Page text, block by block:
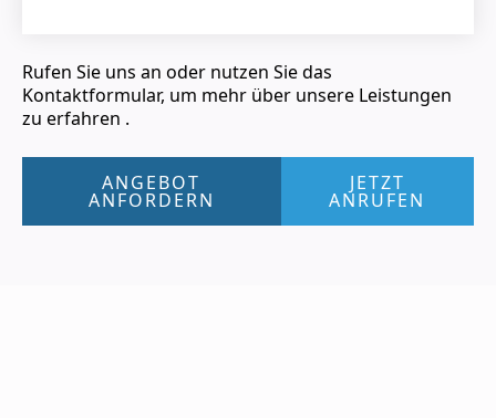
Rufen Sie uns an oder nutzen Sie das
Kontaktformular, um mehr über unsere Leistungen
zu erfahren .
ANGEBOT
ANFORDERN
JETZT
ANRUFEN